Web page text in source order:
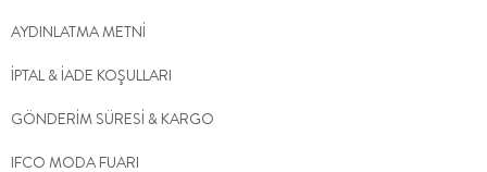
AYDINLATMA METNİ
İPTAL & İADE KOŞULLARI
GÖNDERİM SÜRESİ & KARGO
IFCO MODA FUARI